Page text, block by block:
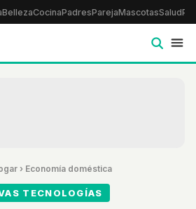
BellezaCocinaPadresParejaMascotasSalud
› Economía doméstica
TECNOLOGÍAS